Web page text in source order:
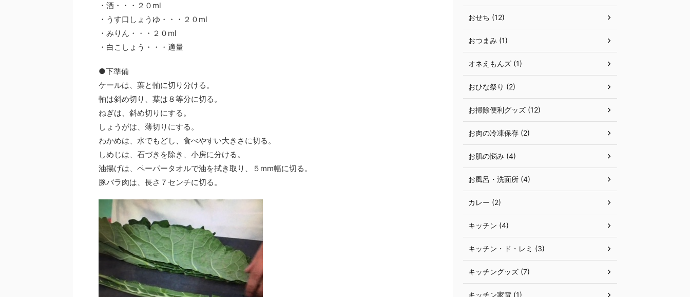
・酒・・・２０ml
・うす口しょうゆ・・・２０ml
・みりん・・・２０ml
・白こしょう・・・適量
●下準備
ケールは、葉と軸に切り分ける。
軸は斜め切り、葉は８等分に切る。
ねぎは、斜め切りにする。
しょうがは、薄切りにする。
わかめは、水でもどし、食べやすい大きさに切る。
しめじは、石づきを除き、小房に分ける。
油揚げは、ペーパータオルで油を拭き取り、５mm幅に切る。
豚バラ肉は、長さ７センチに切る。
おせち (12)
おつまみ (1)
オネえもんズ (1)
おひな祭り (2)
お掃除便利グッズ (12)
お肉の冷凍保存 (2)
お肌の悩み (4)
お風呂・洗面所 (4)
カレー (2)
キッチン (4)
キッチン・ド・レミ (3)
キッチングッズ (7)
キッチン家電 (1)